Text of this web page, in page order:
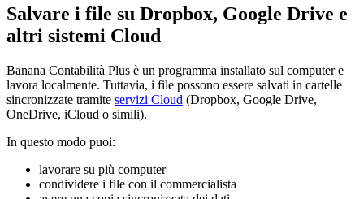
Salvare i file su Dropbox, Google Drive e
altri sistemi Cloud
Banana Contabilità Plus è un programma installato sul computer e
lavora localmente. Tuttavia, i file possono essere salvati in cartelle
sincronizzate tramite servizi Cloud (Dropbox, Google Drive,
OneDrive, iCloud o simili).
In questo modo puoi:
lavorare su più computer
condividere i file con il commercialista